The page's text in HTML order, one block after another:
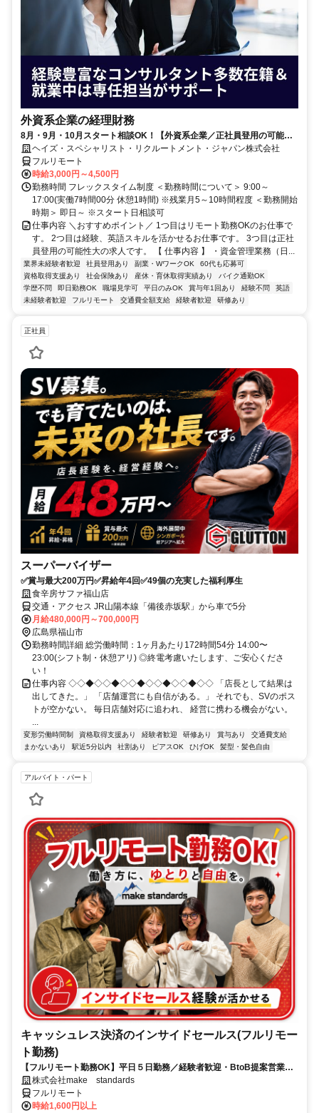
外資系企業の経理財務
8月・9月・10月スタート相談OK！【外資系企業／正社員登用の可能性
大／700万～800万／リモート勤務OK】経理財務
ヘイズ・スペシャリスト・リクルートメント・ジャパン株式会社
フルリモート
時給3,000円～4,500円
勤務時間 フレックスタイム制度 ＜勤務時間について＞ 9:00～
17:00(実働7時間00分 休憩1時間) ※残業月5～10時間程度 ＜勤務開始
時期＞ 即日～ ※スタート日相談可
仕事内容 ＼おすすめポイント／ 1つ目はリモート勤務OKのお仕事で
す。 2つ目は経験、英語スキルを活かせるお仕事です。 3つ目は正社
員登用の可能性大の求人です。 【 仕事内容 】 ・資金管理業務（日...
業界未経験者歓迎 社員登用あり 副業・WワークOK
60代も応募可
資格取得支援あり
社会保険あり 産休・育休取得実績あり
バイク通勤OK
学歴不問
即日勤務OK 職場見学可 平日のみOK 賞与年1回あり 経験不問
英語
未経験者歓迎
フルリモート 交通費全額支給 経験者歓迎 研修あり
正社員
スーパーバイザー
✅賞与最大200万円✅昇給年4回✅49個の充実した福利厚生
食辛房サファ福山店
交通・アクセス JR山陽本線「備後赤坂駅」から車で5分
月給480,000円～700,000円
広島県福山市
勤務時間詳細 総労働時間：1ヶ月あたり172時間54分 14:00〜
23:00(シフト制・休憩アリ) ◎終電考慮いたします、ご安心くださ
い！
仕事内容 ◇◇◆◇◇◆◇◇◆◇◇◆◇◇◆◇◇ 「店長として結果は
出してきた。」 「店舗運営にも自信がある。」 それでも、SVのポス
トが空かない。 毎日店舗対応に追われ、 経営に携わる機会がない。
...
変形労働時間制 資格取得支援あり 経験者歓迎 研修あり 賞与あり
交通費支給
まかないあり
駅近5分以内 社割あり ピアスOK ひげOK 髪型・髪色自由
アルバイト・パート
キャッシュレス決済のインサイドセールス(フルリモー
ト勤務)
【フルリモート勤務OK】平日５日勤務／経験者歓迎・BtoB提案営業で
スキルアップ
株式会社make standards
フルリモート
時給1,600円以上